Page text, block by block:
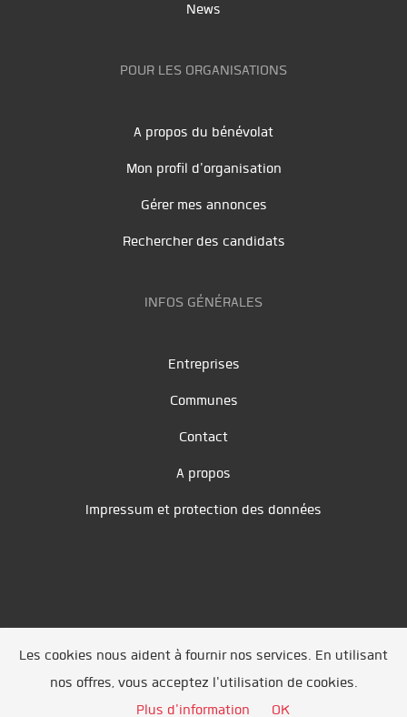
News
POUR LES ORGANISATIONS
A propos du bénévolat
Mon profil d'organisation
Gérer mes annonces
Rechercher des candidats
INFOS GÉNÉRALES
Entreprises
Communes
Contact
A propos
Impressum et protection des données
Unsere Partner/Referenzen /News/ Entwickelt
Les cookies nous aident à fournir nos services. En utilisant
nos offres, vous acceptez l'utilisation de cookies.
Plus d'information
OK